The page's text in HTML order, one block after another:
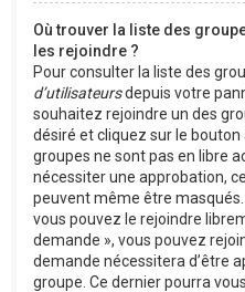
Où trouver la liste des
les rejoindre ?
Pour consulter la liste des
d’utilisateursdepuis votre
souhaitez rejoindre un des
désiré et cliquez sur le
groupes ne sont pas en libre
nécessiter une approbation,
peuvent même être masqués.
vous pouvez le rejoindre
demande », vous pouvez
demande nécessitera d’être
groupe. Ce dernier pourra